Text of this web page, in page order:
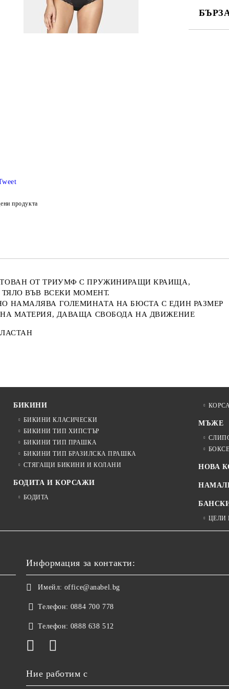
продукта
ОТ ТРИУМФ С ПРУЖИНИРАЩИ КРАИЩА,
ВЪВ ВСЕКИ МОМЕНТ.
НАМАЛЯВА ГОЛЕМИНАТА НА БЮСТА С ЕДИН РАЗМЕР
МАТЕРИЯ, ДАВАЩА СВОБОДА НА ДВИЖЕНИЕ
БИКИНИ
БИКИНИ КЛАСИЧЕСКИ
БИКИНИ ТИП ХИПСТЪР
БИКИНИ ТИП ПРАШКА
БИКИНИ ТИП БРАЗИЛСКА ПРАШКА
СТЯГАЩИ БИКИНИ И КОЛАНИ
БОДИТА И КОРСАЖИ
БОДИТА
МЪЖЕ
НОВА
ЦЕЛИ
Информация за контакти:
Имейл: office@anabel.bg
Телефон: 0884 700 778
Телефон: 0888 638 512
Ние работим с